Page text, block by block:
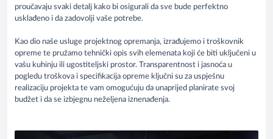
proučavaju svaki detalj kako bi osigurali da sve bude perfektno
usklađeno i da zadovolji vaše potrebe.
Kao dio naše usluge projektnog opremanja, izrađujemo i troškovnik
opreme te pružamo tehnički opis svih elemenata koji će biti uključeni u
vašu kuhinju ili ugostiteljski prostor. Transparentnost i jasnoća u
pogledu troškova i specifikacija opreme ključni su za uspješnu
realizaciju projekta te vam omogućuju da unaprijed planirate svoj
budžet i da se izbjegnu neželjena iznenađenja.